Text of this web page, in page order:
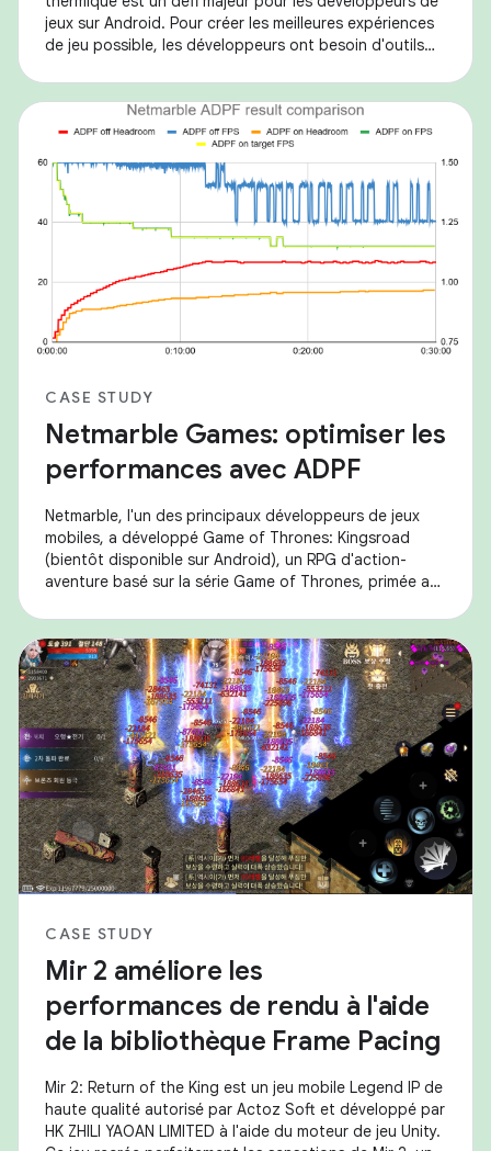
jeux sur Android. Pour créer les meilleures expériences
de jeu possible, les développeurs ont besoin d'outils
CASE STUDY
Netmarble Games: optimiser les
performances avec ADPF
Netmarble, l'un des principaux développeurs de jeux
mobiles, a développé Game of Thrones: Kingsroad
(bientôt disponible sur Android), un RPG d'action-
aventure basé sur la série Game of Thrones, primée aux
CASE STUDY
Mir 2 améliore les
performances de rendu à l'aide
de la bibliothèque Frame Pacing
Mir 2: Return of the King est un jeu mobile Legend IP de
haute qualité autorisé par Actoz Soft et développé par
HK ZHILI YAOAN LIMITED à l'aide du moteur de jeu Unity.